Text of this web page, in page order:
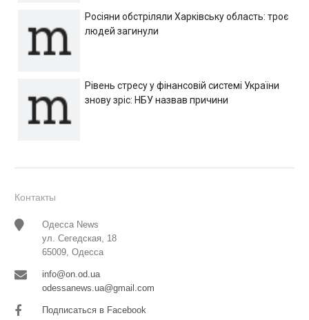
Росіяни обстріляли Харківську область: троє
людей загинули
Рівень стресу у фінансовій системі України
знову зріс: НБУ назвав причини
Контакты
Одесса News
ул. Сегедская, 18
65009, Одесса
info@on.od.ua
odessanews.ua@gmail.com
Подписаться в Facebook